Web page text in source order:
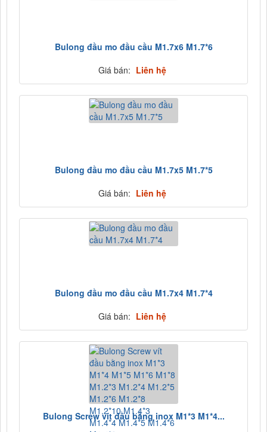
Bulong đầu mo đầu cầu M1.7x6 M1.7*6
Giá bán: Liên hệ
Bulong đầu mo đầu cầu M1.7x5 M1.7*5
Giá bán: Liên hệ
Bulong đầu mo đầu cầu M1.7x4 M1.7*4
Giá bán: Liên hệ
Bulong Screw vít đầu bằng inox M1*3 M1*4...